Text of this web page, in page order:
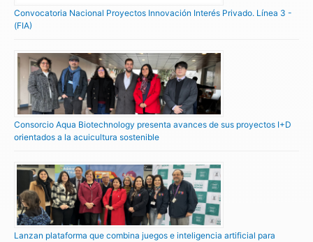
Convocatoria Nacional Proyectos Innovación Interés Privado. Línea 3 -
(FIA)
Consorcio Aqua Biotechnology presenta avances de sus proyectos I+D
orientados a la acuicultura sostenible
Lanzan plataforma que combina juegos e inteligencia artificial para